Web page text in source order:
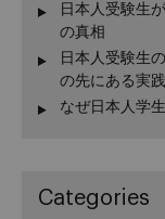
日本人受験生
の真相
日本人受験生
の先にある実
なぜ日本人学
Categories